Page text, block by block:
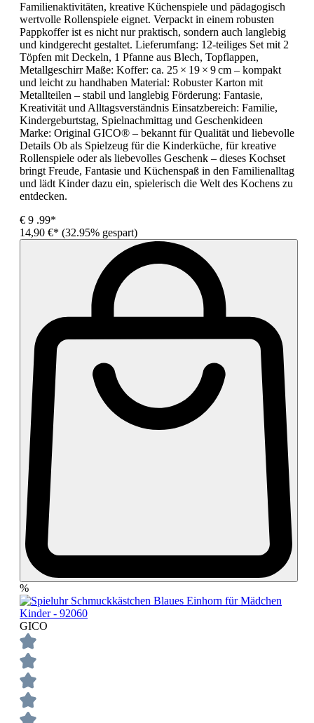
Familienaktivitäten, kreative Küchenspiele und pädagogisch
wertvolle Rollenspiele eignet. Verpackt in einem robusten
Pappkoffer ist es nicht nur praktisch, sondern auch langlebig
und kindgerecht gestaltet. Lieferumfang: 12-teiliges Set mit 2
Töpfen mit Deckeln, 1 Pfanne aus Blech, Topflappen,
Metallgeschirr Maße: Koffer: ca. 25 × 19 × 9 cm – kompakt
und leicht zu handhaben Material: Robuster Karton mit
Metallteilen – stabil und langlebig Förderung: Fantasie,
Kreativität und Alltagsverständnis Einsatzbereich: Familie,
Kindergeburtstag, Spielnachmittag und Geschenkideen
Marke: Original GICO® – bekannt für Qualität und liebevolle
Details Ob als Spielzeug für die Kinderküche, für kreative
Rollenspiele oder als liebevolles Geschenk – dieses Kochset
bringt Freude, Fantasie und Küchenspaß in den Familienalltag
und lädt Kinder dazu ein, spielerisch die Welt des Kochens zu
entdecken.
€ 9 .99*
14,90 €* (32.95% gespart)
%
GICO